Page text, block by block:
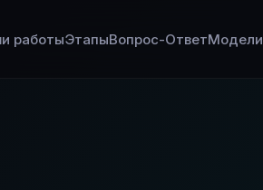
работыЭтапыВопрос-ОтветМодели